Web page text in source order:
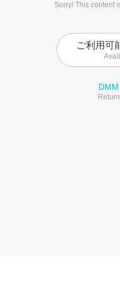
Sorry! This content
ご利用可